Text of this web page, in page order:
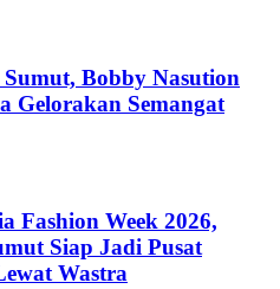
Bobby Nasution
Gelorakan Semangat
Fashion Week 2026,
Siap Jadi Pusat
Wastra